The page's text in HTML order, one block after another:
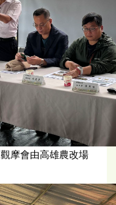
摩會由高雄農改場